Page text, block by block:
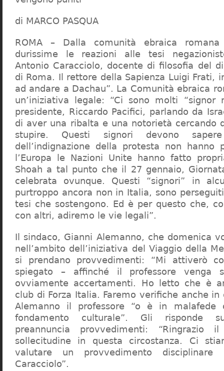
di MARCO PASQUA
ROMA – Dalla comunità ebraica
durissime le reazioni alle tesi
Antonio Caracciolo, docente di filosofia del
di Roma. Il rettore della Sapienza Luigi Frati,
ad andare a Dachau”. La Comunità ebraica
un’iniziativa legale: “Ci sono molti “signor
presidente, Riccardo Pacifici, parlando da
di aver una ribalta e una notorietà cercando
stupire. Questi signori devono
dell’indignazione della protesta non hanno
l’Europa le Nazioni Unite hanno fatto
Shoah a tal punto che il 27 gennaio,
celebrata ovunque. Questi “signori” in
purtroppo ancora non in Italia, sono
tesi che sostengono. Ed è per questo che,
con altri, adiremo le vie legali”.
Il sindaco, Gianni Alemanno, che domenica
nell’ambito dell’iniziativa del Viaggio della
si prendano provvedimenti: “Mi attiverò
spiegato – affinché il professore venga
ovviamente accertamenti. Ho letto che è
club di Forza Italia. Faremo verifiche anche in
Alemanno il professore “o è in malafede
fondamento culturale”. Gli risponde
preannuncia provvedimenti:
sollecitudine in questa circostanza. Ci
valutare un provvedimento
Caracciolo”.